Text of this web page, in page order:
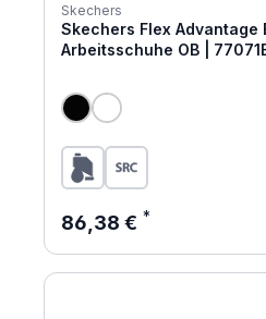
Skechers
Skechers Flex Advantage
Arbeitsschuhe OB |
Regulärer Preis:
86,38 €